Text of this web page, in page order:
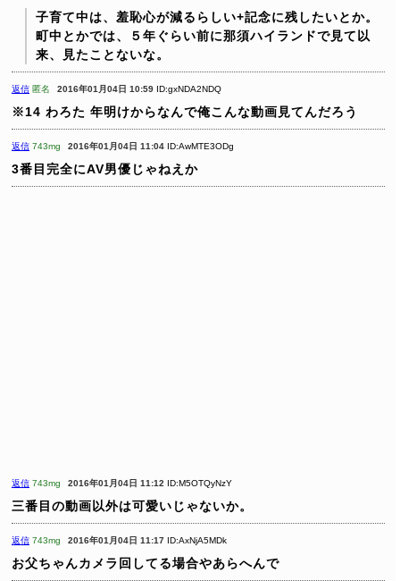
子育て中は、羞恥心が減るらしい+記念に残したいとか。
町中とかでは、５年ぐらい前に那須ハイランドで見て以
来、見たことないな。
返信 匿名 2016年01月04日 10:59 ID:gxNDA2NDQ
※14 わろた 年明けからなんで俺こんな動画見てんだろう
返信 743mg 2016年01月04日 11:04 ID:AwMTE3ODg
3番目完全にAV男優じゃねえか
返信 743mg 2016年01月04日 11:12 ID:M5OTQyNzY
三番目の動画以外は可愛いじゃないか。
返信 743mg 2016年01月04日 11:17 ID:AxNjA5MDk
お父ちゃんカメラ回してる場合やあらへんで